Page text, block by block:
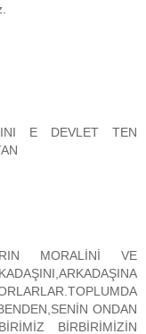
E DEVLET TEN
MORALİNİ VE
ONDAN
BİRBİRİMİZİN